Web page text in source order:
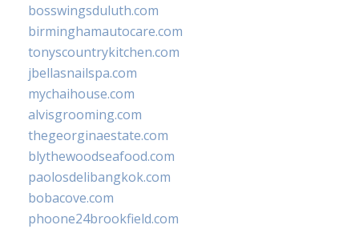
bosswingsduluth.com
birminghamautocare.com
tonyscountrykitchen.com
jbellasnailspa.com
mychaihouse.com
alvisgrooming.com
thegeorginaestate.com
blythewoodseafood.com
paolosdelibangkok.com
bobacove.com
phoone24brookfield.com